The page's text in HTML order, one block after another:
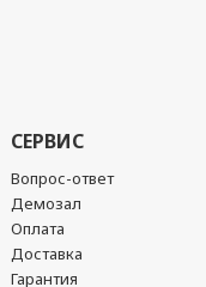
СЕРВИС
Вопрос-ответ
Демозал
Оплата
Доставка
Гарантия